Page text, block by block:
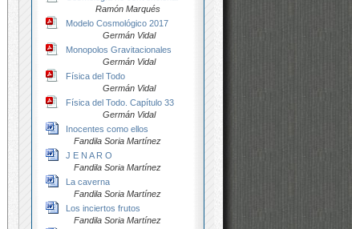
Ramón Marqués
Modelo Cosmológico 2017
Germán Vidal
Monopolos Gravitacionales
Germán Vidal
Física del Todo
Germán Vidal
Física del Todo. Capítulo 33
Germán Vidal
Inocentes como ellos
Fandila Soria Martínez
J E N A R O
Fandila Soria Martínez
La caverna
Fandila Soria Martínez
Los inciertos frutos
Fandila Soria Martínez